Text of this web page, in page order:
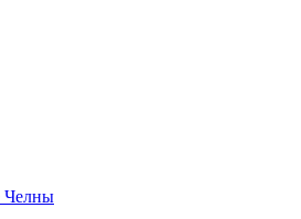
Челны